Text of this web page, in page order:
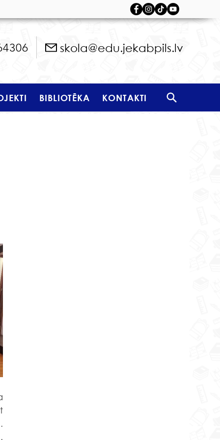
skola@edu.jekabpils.lv
BIBLIOTĒKA KONTAKTI